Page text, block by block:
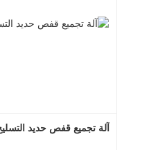
آلة تجميع قفص حديد التسليح